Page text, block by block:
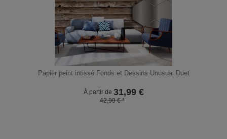
Papier peint intissé Fonds et Dessins Unusual Duet
À partir de 31,99€
42,99 € *